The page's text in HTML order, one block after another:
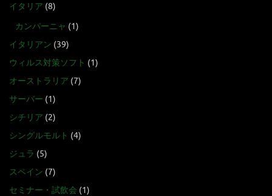
イタリア (8)
カンパーニャ (1)
イタリアン (39)
ウィルス対策ソフト (1)
オーストラリア (7)
サーバー (1)
シチリア (2)
シングルモルト (4)
ジュラ (5)
スペイン (7)
セミナー・試飲会 (1)